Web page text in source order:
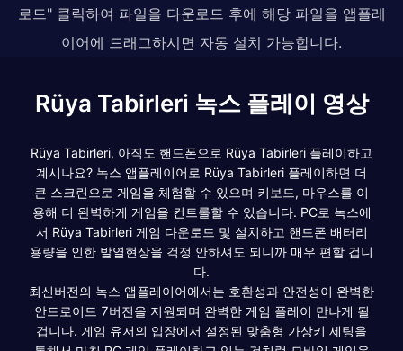
로드" 클릭하여 파일을 다운로드 후에 해당 파일을 앱플레
이어에 드래그하시면 자동 설치 가능합니다.
Rüya Tabirleri 녹스 플레이 영상
Rüya Tabirleri, 아직도 핸드폰으로 Rüya Tabirleri 플레이하고
계시나요? 녹스 앱플레이어로 Rüya Tabirleri 플레이하면 더
큰 스크린으로 게임을 체험할 수 있으며 키보드, 마우스를 이
용해 더 완벽하게 게임을 컨트롤할 수 있습니다. PC로 녹스에
서 Rüya Tabirleri 게임 다운로드 및 설치하고 핸드폰 배터리
용량을 인한 발열현상을 걱정 안하셔도 되니까 매우 편할 겁니
다.
최신버전의 녹스 앱플레이어에서는 호환성과 안전성이 완벽한
안드로이드 7버전을 지원되며 완벽한 게임 플레이 만나게 될
겁니다. 게임 유저의 입장에서 설정된 맞춤형 가상키 세팅을